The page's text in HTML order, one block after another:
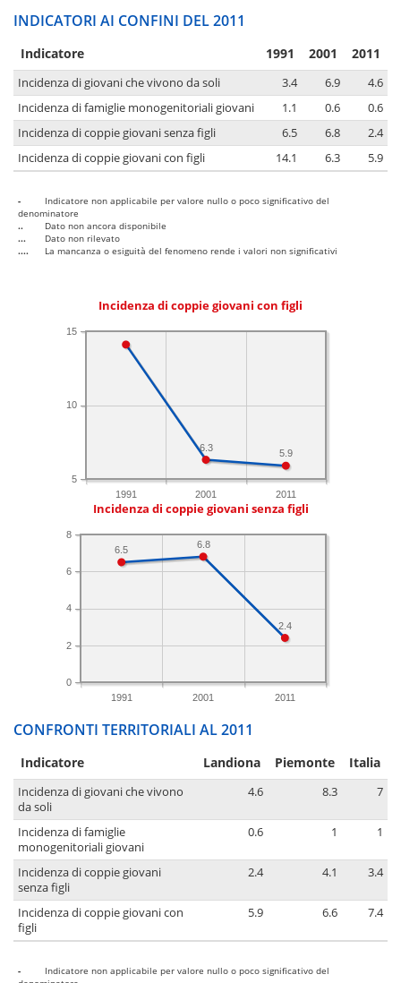
INDICATORI AI CONFINI DEL 2011
Indicatore 1991 2001 2011
Incidenza di giovani che vivono da soli 3.4 6.9
4.6
Incidenza di famiglie monogenitoriali giovani
1.1 0.6
0.6
Incidenza di coppie giovani senza figli
6.5 6.8
2.4
Incidenza di coppie giovani con figli
14.1 6.3 5.9
-
Indicatore non applicabile per valore nullo o poco significativo del
denominatore
..
Dato non ancora disponibile
...
Dato non rilevato
....
La mancanza o esiguità del fenomeno rende i valori non significativi
Incidenza di coppie giovani con figli
1991 2001 2011
5
10
15
5.9
6.3
Incidenza di coppie giovani senza figli
1991 2001 2011
0
2
4
6
8
2.4
6.8
6.5
CONFRONTI TERRITORIALI AL 2011
Indicatore Landiona Piemonte Italia
Incidenza di giovani che vivono
da soli
4.6 8.3 7
Incidenza di famiglie
monogenitoriali giovani
0.6 1 1
Incidenza di coppie giovani
senza figli
2.4 4.1 3.4
Incidenza di coppie giovani con
figli
5.9 6.6 7.4
-
Indicatore non applicabile per valore nullo o poco significativo del